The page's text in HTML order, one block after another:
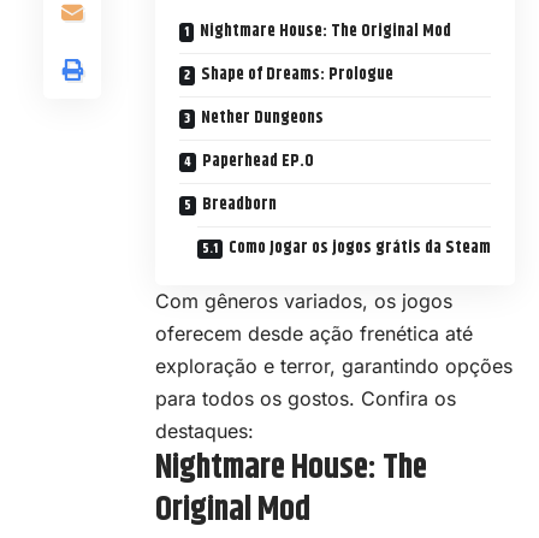
Nightmare House: The Original Mod
Shape of Dreams: Prologue
Nether Dungeons
Paperhead EP.0
Breadborn
Como Jogar os jogos grátis da Steam
Com gêneros variados, os jogos
oferecem desde ação frenética até
exploração e terror, garantindo opções
para todos os gostos. Confira os
destaques:
Nightmare House: The
Original Mod